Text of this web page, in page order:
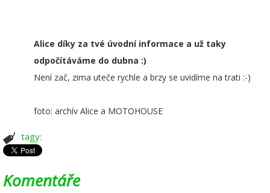
Alice díky za tvé úvodní informace a už taky
odpočítáváme do dubna :)
Není zač, zima uteče rychle a brzy se uvidíme na trati :-)
foto: archív Alice a MOTOHOUSE
tagy:
Komentáře